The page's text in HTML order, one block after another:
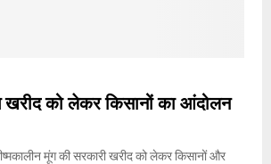
को लेकर किसानों का आंदोलन
मूंग की सरकारी खरीद को लेकर किसानों और